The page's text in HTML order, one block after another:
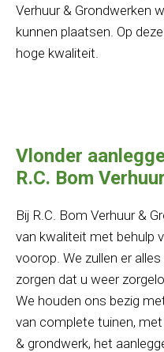
Verhuur & Grondwerken
kunnen plaatsen. Op
hoge kwaliteit.
Vlonder
R.C. Bom
Bij R.C. Bom Verhuur &
van kwaliteit met behulp
voorop. We zullen er
zorgen dat u weer
We houden ons bezig
van complete tuinen,
& grondwerk, het